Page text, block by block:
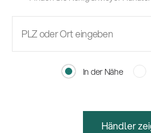
In der Nähe
Händler